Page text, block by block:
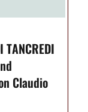
Claudio